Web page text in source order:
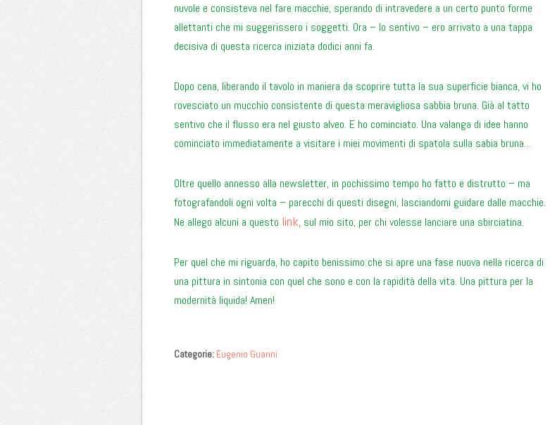
nuvole e consisteva nel fare macchie, sperando di intravedere a un certo punto forme
allettanti che mi suggerissero i soggetti. Ora – lo sentivo – ero arrivato a una tappa
decisiva di questa ricerca iniziata dodici anni fa.
Dopo cena, liberando il tavolo in maniera da scoprire tutta la sua superficie bianca, vi ho
rovesciato un mucchio consistente di questa meravigliosa sabbia bruna. Già al tatto
sentivo che il flusso era nel giusto alveo. E ho cominciato. Una valanga di idee hanno
cominciato immediatamente a visitare i miei movimenti di spatola sulla sabia bruna…
Oltre quello annesso alla newsletter, in pochissimo tempo ho fatto e distrutto – ma
fotografandoli ogni volta – parecchi di questi disegni, lasciandomi guidare dalle macchie.
Ne allego alcuni a questo link, sul mio sito, per chi volesse lanciare una sbirciatina.
Per quel che mi riguarda, ho capito benissimo che si apre una fase nuova nella ricerca di
una pittura in sintonia con quel che sono e con la rapidità della vita. Una pittura per la
modernità liquida! Amen!
Categorie: Eugenio Guarini